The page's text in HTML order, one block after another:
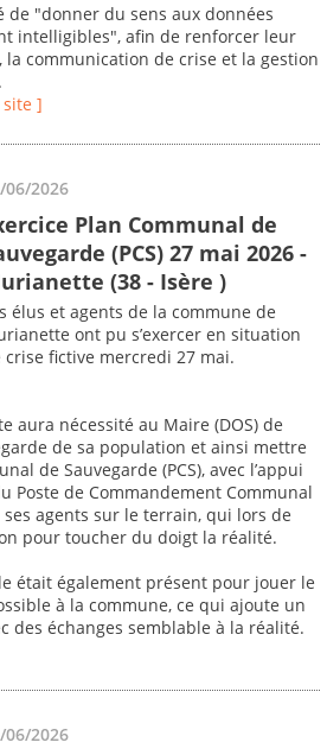
de "donner du sens aux données
intelligibles", afin de renforcer leur
communication de crise et la gestion
]
06/2026
Plan Communal de
(PCS) 27 mai 2026 -
(38 - Isère )
élus et agents de la commune de
ont pu s’exercer en situation
crise fictive mercredi 27 mai.
aura nécessité au Maire (DOS) de
de sa population et ainsi mettre
de Sauvegarde (PCS), avec l’appui
Poste de Commandement Communal
ses agents sur le terrain, qui lors de
pour toucher du doigt la réalité.
était également présent pour jouer le
à la commune, ce qui ajoute un
des échanges semblable à la réalité.
06/2026